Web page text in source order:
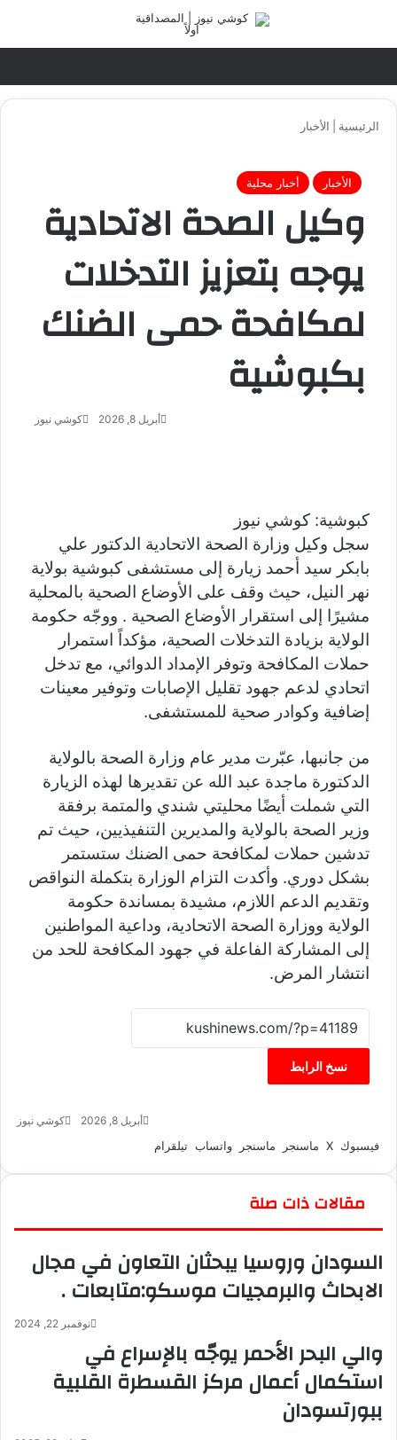
تسجيل الدخول
الرئيسية الأخبار
الأخبار أخبار محلية
وكيل الصحة الاتحادية
يوجه بتعزيز التدخلات
لمكافحة حمى الضنك
بكبوشية
كوشي نيوز
إ
أبريل 8, 2026
كبوشية: كوشي نيوز
سجل وكيل وزارة الصحة الاتحادية الدكتور علي
بابكر سيد أحمد زيارة إلى مستشفى كبوشية بولاية
نهر النيل، حيث وقف على الأوضاع الصحية بالمحلية
مشيرًا إلى استقرار الأوضاع الصحية . ووجّه حكومة
الولاية بزيادة التدخلات الصحية، مؤكداً استمرار
حملات المكافحة وتوفر الإمداد الدوائي، مع تدخل
اتحادي لدعم جهود تقليل الإصابات وتوفير معينات
إضافية وكوادر صحية للمستشفى.
من جانبها، عبّرت مدير عام وزارة الصحة بالولاية
الدكتورة ماجدة عبد الله عن تقديرها لهذه الزيارة
التي شملت أيضًا محليتي شندي والمتمة برفقة
وزير الصحة بالولاية والمديرين التنفيذيين، حيث تم
تدشين حملات لمكافحة حمى الضنك ستستمر
بشكل دوري. وأكدت التزام الوزارة بتكملة النواقص
وتقديم الدعم اللازم، مشيدة بمساندة حكومة
الولاية ووزارة الصحة الاتحادية، وداعية المواطنين
إلى المشاركة الفاعلة في جهود المكافحة للحد من
انتشار المرض.
نسخ الرابط
كوشي نيوز
ل
أبريل 8, 2026
فيسبوك ‫X ماسنجر ماسنجر واتساب تيلقرام
مقالات ذات صلة
السودان وروسيا يبحثان التعاون في مجال
الابحاث والبرمجيات موسكو:متابعات .
نوفمبر 22, 2024
والي البحر الأحمر يوجّه بالإسراع في
استكمال أعمال مركز القسطرة القلبية
ببورتسودان